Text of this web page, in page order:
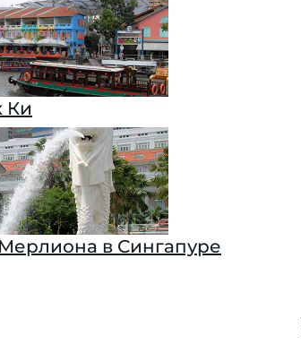
Ки
в Сингапуре